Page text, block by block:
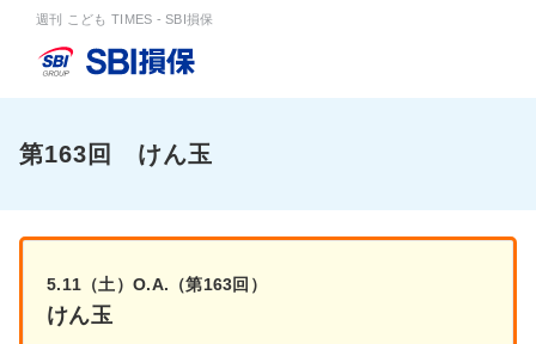
週刊 こども TIMES - SBI損保
第163回 けん玉
5.11（土）O.A.（第163回）
けん玉